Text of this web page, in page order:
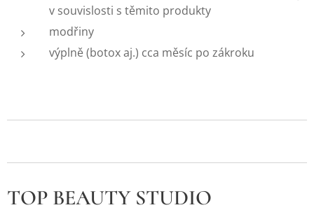
v souvislosti s těmito produkty
modřiny
výplně (botox aj.) cca měsíc po zákroku
TOP BEAUTY STUDIO